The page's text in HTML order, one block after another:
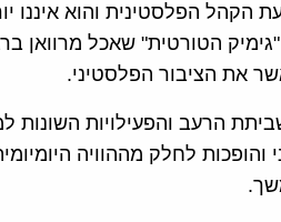
הקהל הפלסטינית והוא איננו
הטורטית" שאכל מרוואן
את הציבור הפלסטיני.
הרעב והפעילויות השונות
והופכות לחלק מההוויה